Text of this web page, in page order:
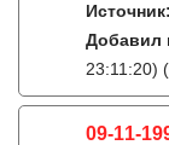
Источник:
Добавил
23:11:20)
09-11-